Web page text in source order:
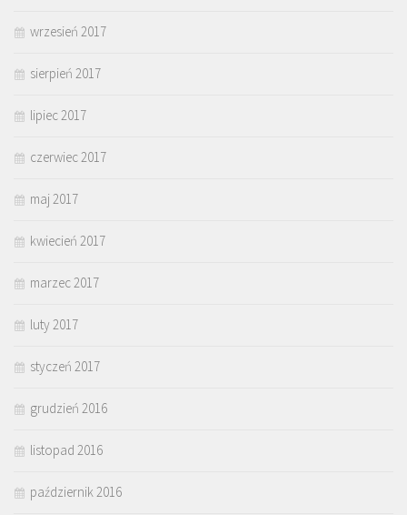
wrzesień 2017
sierpień 2017
lipiec 2017
czerwiec 2017
maj 2017
kwiecień 2017
marzec 2017
luty 2017
styczeń 2017
grudzień 2016
listopad 2016
październik 2016